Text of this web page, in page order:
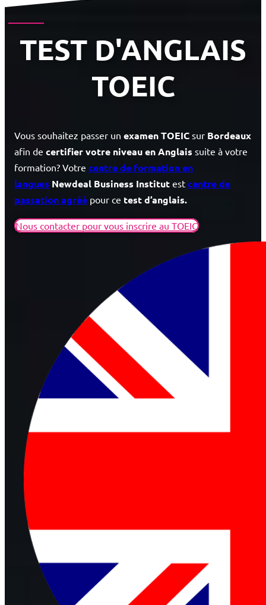
TEST D'ANGLAIS
TOEIC
Vous souhaitez passer un examen TOEIC sur Bordeaux
afin de certifier votre niveau en Anglais suite à votre
formation? Votre centre de formation en
langues Newdeal Business Institut est centre de
passation agréé pour ce test d’anglais.
Nous contacter pour vous inscrire au TOEIC